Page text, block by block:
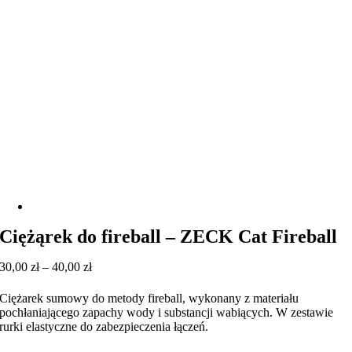
Ciężąrek do fireball – ZECK Cat Fireball
30,00zł – 40,00złZakres
od
30,00 zł
do
40,00 zł
Ciężarek sumowy do metody fireball, wykonany z materiału
pochłaniającego zapachy wody i substancji wabiących. W zestawie
rurki elastyczne do zabezpieczenia łączeń.